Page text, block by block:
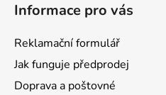
Informace pro vás
Reklamační formulář
Jak funguje předprodej
Doprava a poštovné